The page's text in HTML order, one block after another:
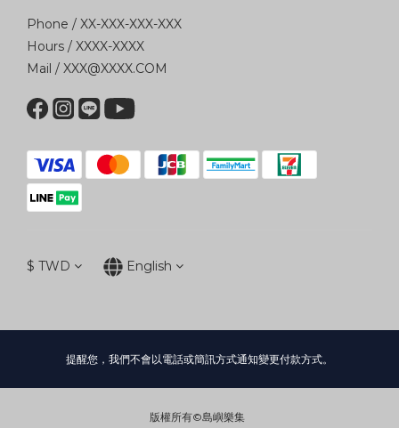
Phone / XX-XXX-XXX-XXX
Hours / XXXX-XXXX
Mail / XXX@XXXX.COM
$ TWD English
提醒您，我們不會以電話或簡訊方式通知變更付款方式。
版權所有©島嶼樂集